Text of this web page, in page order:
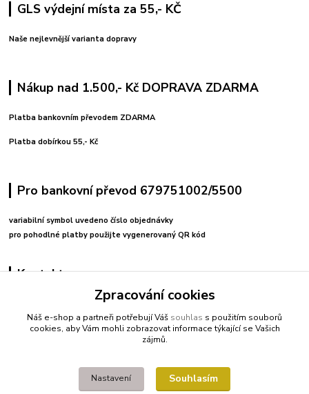
GLS výdejní místa za 55,- KČ
Naše nejlevnější varianta dopravy
Nákup nad 1.500,- Kč DOPRAVA ZDARMA
Platba bankovním převodem ZDARMA
Platba dobírkou 55,- Kč
Pro bankovní převod 679751002/5500
variabilní symbol uvedeno číslo objednávky
pro pohodlné platby použijte vygenerovaný QR kód
Kontakty
+420 608212713
fitnessio@post.cz
Zpracování cookies
Náš e-shop a partneři potřebují Váš souhlas s použitím souborů
cookies, aby Vám mohli zobrazovat informace týkající se Vašich
zájmů.
Nastavení Souhlasím